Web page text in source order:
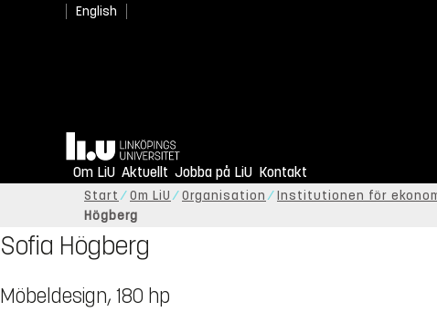
English
Hem
Om LiU Aktuellt Jobba på LiU Kontakt
Start Om LiU Organisation Institutionen för
Högberg
Sofia Högberg
Möbeldesign, 180 hp